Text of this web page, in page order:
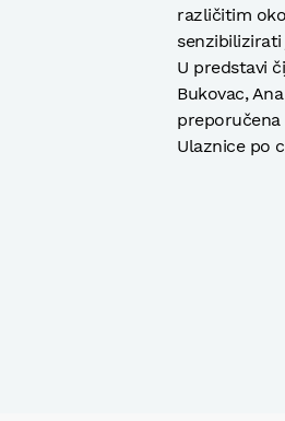
različitim
U predstavi
Bukovac,
preporučena
Ulaznice po